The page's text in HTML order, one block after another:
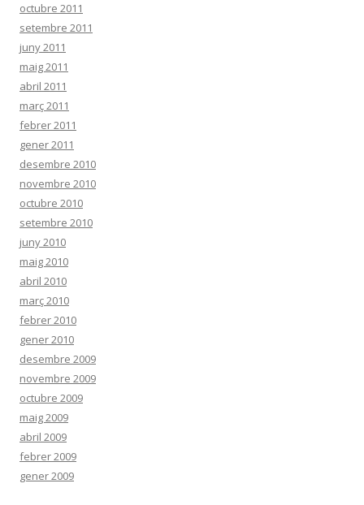
octubre 2011
setembre 2011
juny 2011
maig 2011
abril 2011
març 2011
febrer 2011
gener 2011
desembre 2010
novembre 2010
octubre 2010
setembre 2010
juny 2010
maig 2010
abril 2010
març 2010
febrer 2010
gener 2010
desembre 2009
novembre 2009
octubre 2009
maig 2009
abril 2009
febrer 2009
gener 2009